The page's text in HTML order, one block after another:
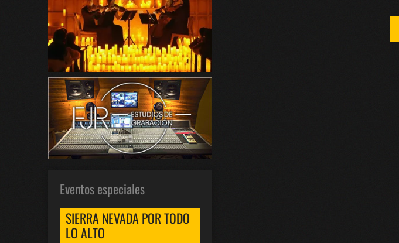
Eventos especiales
SIERRA NEVADA POR TODO
LO ALTO